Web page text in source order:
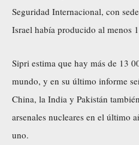
Seguridad Internacional, con
Israel había producido al menos
Sipri estima que hay más de 13
mundo, y en su último informe
China, la India y Pakistán
arsenales nucleares en el último
uno.